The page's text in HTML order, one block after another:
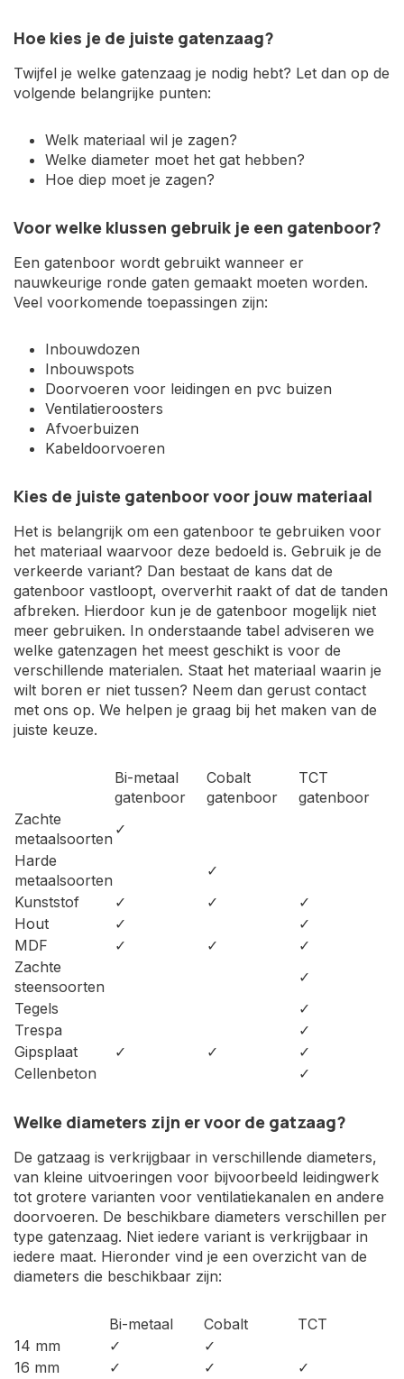
Hoe kies je de juiste gatenzaag?
Twijfel je welke gatenzaag je nodig hebt? Let dan op de
volgende belangrijke punten:
Welk materiaal wil je zagen?
Welke diameter moet het gat hebben?
Hoe diep moet je zagen?
Voor welke klussen gebruik je een gatenboor?
Een gatenboor wordt gebruikt wanneer er
nauwkeurige ronde gaten gemaakt moeten worden.
Veel voorkomende toepassingen zijn:
Inbouwdozen
Inbouwspots
Doorvoeren voor leidingen en pvc buizen
Ventilatieroosters
Afvoerbuizen
Kabeldoorvoeren
Kies de juiste gatenboor voor jouw materiaal
Het is belangrijk om een gatenboor te gebruiken voor
het materiaal waarvoor deze bedoeld is. Gebruik je de
verkeerde variant? Dan bestaat de kans dat de
gatenboor vastloopt, oververhit raakt of dat de tanden
afbreken. Hierdoor kun je de gatenboor mogelijk niet
meer gebruiken. In onderstaande tabel adviseren we
welke gatenzagen het meest geschikt is voor de
verschillende materialen. Staat het materiaal waarin je
wilt boren er niet tussen? Neem dan gerust contact
met ons op. We helpen je graag bij het maken van de
juiste keuze.
Bi-metaal
gatenboor
Cobalt
gatenboor
TCT
gatenboor
Zachte
metaalsoorten
✓
Harde
metaalsoorten
✓
Kunststof
✓ ✓
✓
Hout
✓
✓
MDF
✓ ✓
✓
Zachte
steensoorten
✓
Tegels
✓
Trespa
✓
Gipsplaat
✓ ✓
✓
Cellenbeton
✓
Welke diameters zijn er voor de gatzaag?
De gatzaag is verkrijgbaar in verschillende diameters,
van kleine uitvoeringen voor bijvoorbeeld leidingwerk
tot grotere varianten voor ventilatiekanalen en andere
doorvoeren. De beschikbare diameters verschillen per
type gatenzaag. Niet iedere variant is verkrijgbaar in
iedere maat. Hieronder vind je een overzicht van de
diameters die beschikbaar zijn:
Bi-metaal Cobalt
TCT
14 mm
✓
✓
16 mm
✓ ✓ ✓